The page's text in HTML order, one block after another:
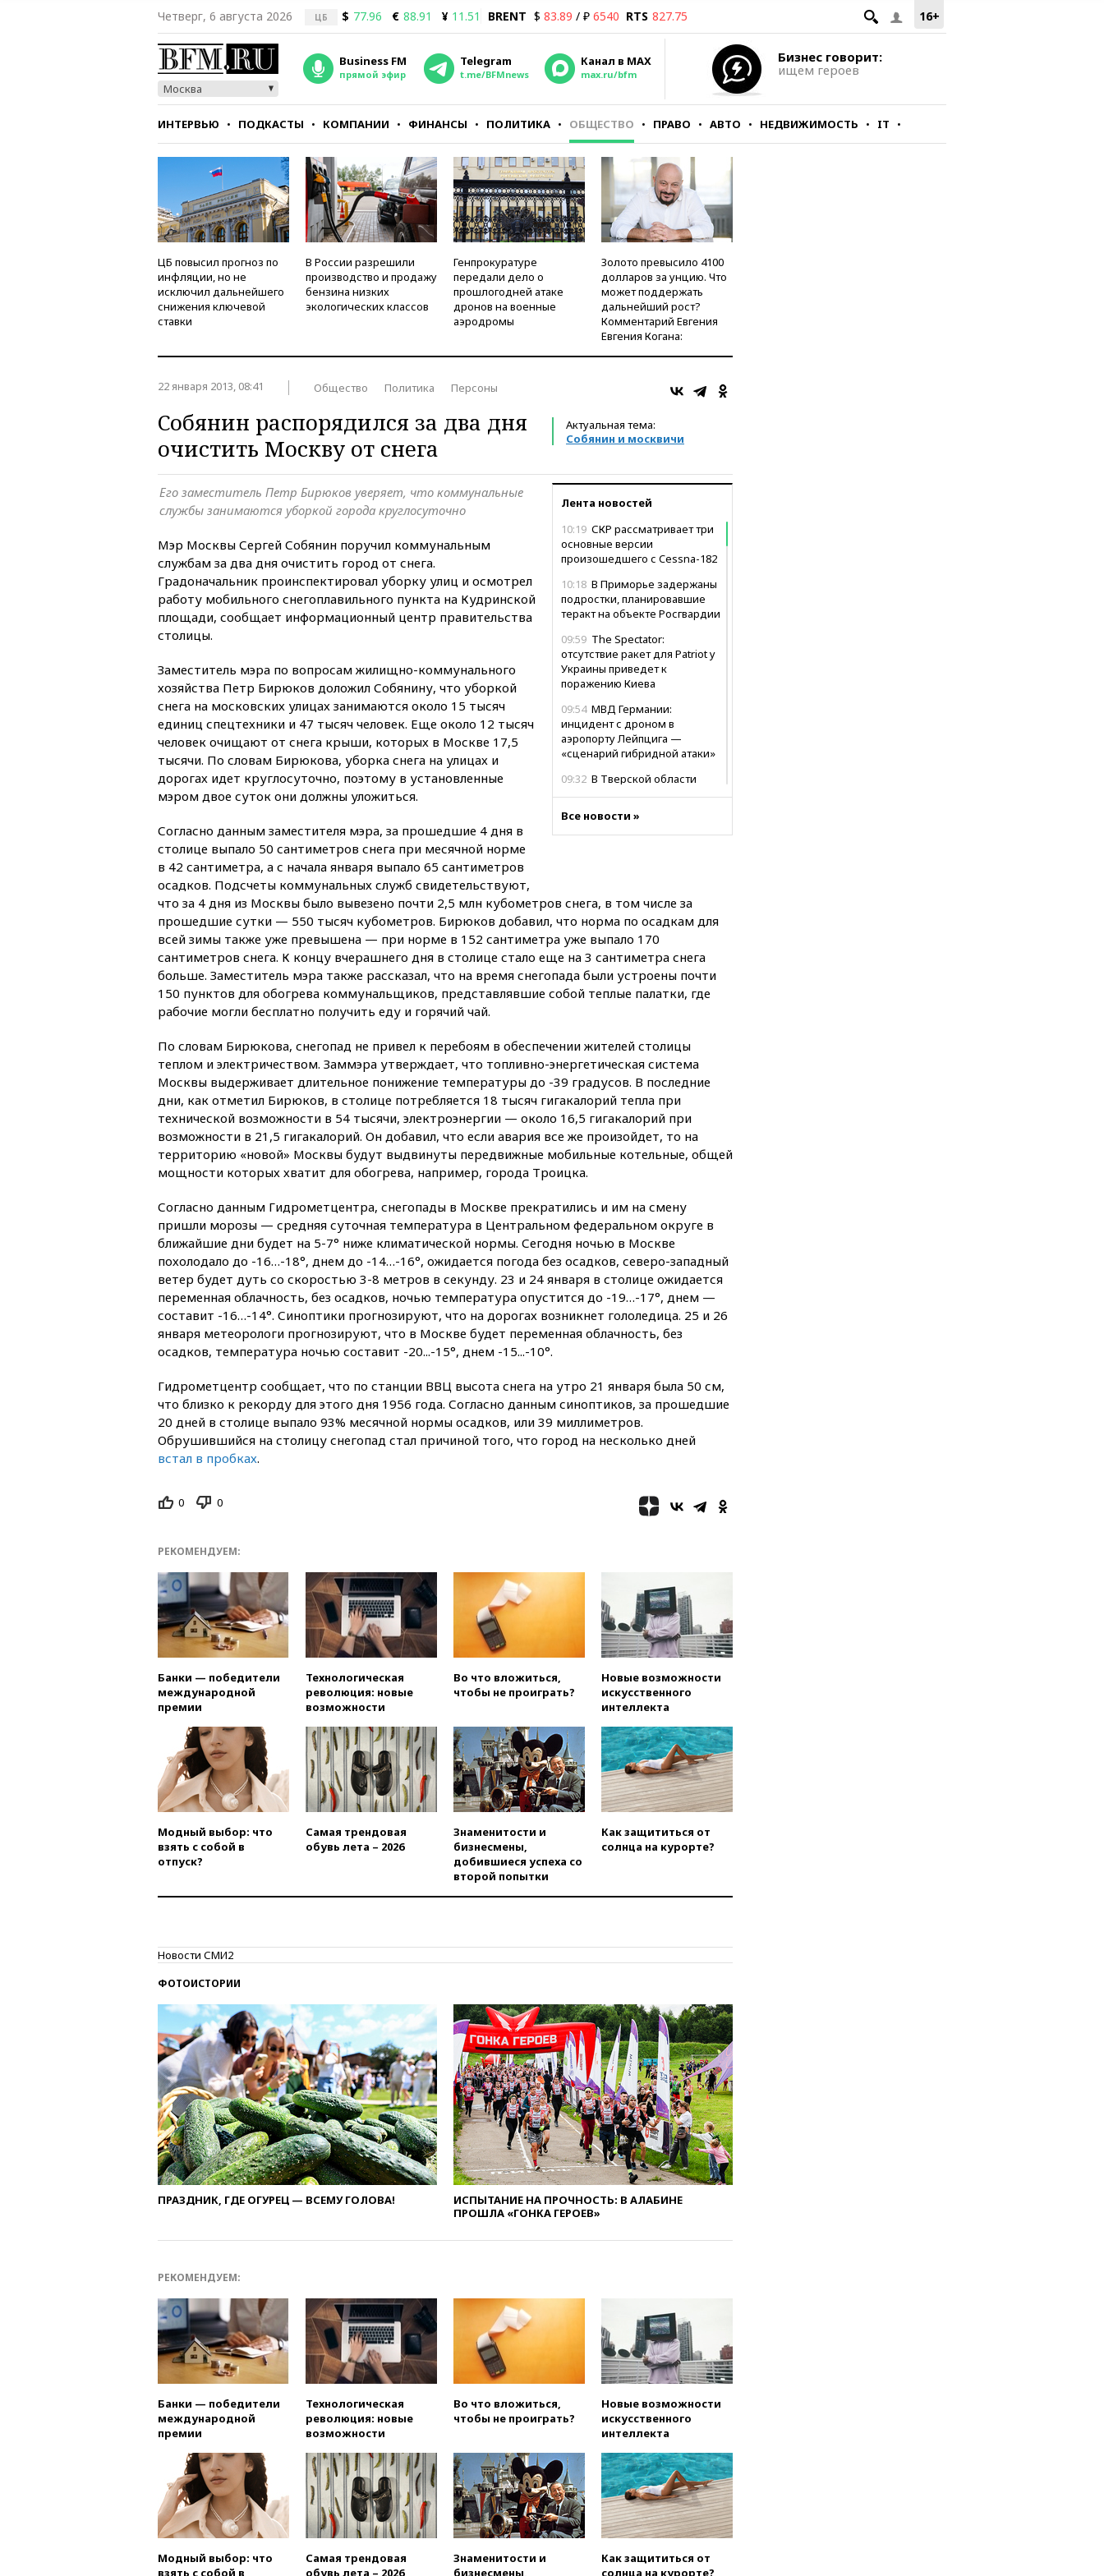
16+
Четверг, 6 августа 2026 ЦБ $ 77.96 € 88.91 ¥ 11.51 BRENT $ 83.89 / ₽ 6540 RTS 827.75
Москва
Business FM
прямой эфир
Telegram
t.me/BFMnews
Канал в MAX
max.ru/bfm
Бизнес говорит:
ищем героев
ИНТЕРВЬЮ ПОДКАСТЫ КОМПАНИИ ФИНАНСЫ ПОЛИТИКА ОБЩЕСТВО ПРАВО АВТО НЕДВИЖИМОСТЬ IT
СТИЛЬ ТЕСТЫ
ЦБ повысил прогноз по
инфляции, но не
исключил дальнейшего
снижения ключевой
ставки
В России разрешили
производство и продажу
бензина низких
экологических классов
Генпрокуратуре
передали дело о
прошлогодней атаке
дронов на военные
аэродромы
Золото превысило 4100
долларов за унцию. Что
может поддержать
дальнейший рост?
Комментарий Евгения
Евгения Когана:
22 января 2013, 08:41 Общество Политика Персоны
Актуальная тема:
Собянин и москвичи
Собянин распорядился за два дня
очистить Москву от снега
Лента новостей
10:19 СКР рассматривает три
основные версии
произошедшего с Cessna-182
10:18 В Приморье задержаны
подростки, планировавшие
теракт на объекте Росгвардии
09:59 The Spectator:
отсутствие ракет для Patriot у
Украины приведет к
поражению Киева
09:54 МВД Германии:
инцидент с дроном в
аэропорту Лейпцига —
«сценарий гибридной атаки»
09:32 В Тверской области
Wildberries
09:16 Трамп сообщил об
огромном запасе боеприпасов
08:54В Таиланде сегодня
прощаются с молодыми
россиянами, жестоко убитыми
в Паттайе
самолета в Приангарье
ушибами
07:40Таджикистан и
SpaceX/Starlink расширяют
сотрудничество в сфере
технологий
07:00
БПЛА ВСУ, летевших на
06:25 Золото подорожало до
$4350 за тройскую унцию
06:01МИД РФ: Казахстан
понимает сущность киевского
режима
05:10Дом детства Нила
Армстронга впервые за 38 лет
быть готовой к продолжению
украинского конфликта
03:16Трамп заявил, что
предпочел бы соглашение с
сотни жителей Курской
области все еще неизвестна
00:05
Девочка с «маской
Бэтмена» показала лицо
после последней операции
вчера, 23:35Российского
арестовали в Израиле
вчера, 23:23«Спартак»
Кубке России
вчера, 23:00Пост Дмитриева в
X о миграционном кризисе в
Сеуте набрал миллион
просмотров
вчера, 22:49 Минпромторг:
банкротство «Кванта» не
означает прекращения
вчера, 22:22Минфин: в июле
вчера, 22:15Аксаков: ЦБ
согласовал первый стандарт
исламского банкинга
вчера, 21:43 Организаторы
«Интервидения»
подтвердили, что конкурс
пройдет в Саудовской Аравии
вчера, 21:35Машков: в РФ
подготовили концепцию
развития театрального
вчера, 21:21
Машковым 150-летие Союза
театральных деятелей
вчера, 20:47
Newsweek:
«взрывная» диарея охватила
47 из 50 штатов США
вчера, 20:35
сбила 200 украинских
беспилотников
вчера, 20:20Третий комплект
золотых медалей выиграли на
ЧЕ российские синхронистки
вчера, 20:15ТАСС: жизни
главы «Уралдронзавода»
после взрыва ничего не
угрожает
Все новости »
Его заместитель Петр Бирюков уверяет, что коммунальные
службы занимаются уборкой города круглосуточно
Мэр Москвы Сергей Собянин поручил коммунальным
службам за два дня очистить город от снега.
Градоначальник проинспектировал уборку улиц и осмотрел
работу мобильного снегоплавильного пункта на Кудринской
площади, сообщает информационный центр правительства
столицы.
Заместитель мэра по вопросам жилищно-коммунального
хозяйства Петр Бирюков доложил Собянину, что уборкой
снега на московских улицах занимаются около 15 тысяч
единиц спецтехники и 47 тысяч человек. Еще около 12 тысяч
человек очищают от снега крыши, которых в Москве 17,5
тысячи. По словам Бирюкова, уборка снега на улицах и
дорогах идет круглосуточно, поэтому в установленные
мэром двое суток они должны уложиться.
Согласно данным заместителя мэра, за прошедшие 4 дня в
столице выпало 50 сантиметров снега при месячной норме
в 42 сантиметра, а с начала января выпало 65 сантиметров
осадков. Подсчеты коммунальных служб свидетельствуют,
что за 4 дня из Москвы было вывезено почти 2,5 млн кубометров снега, в том числе за
прошедшие сутки — 550 тысяч кубометров. Бирюков добавил, что норма по осадкам для
всей зимы также уже превышена — при норме в 152 сантиметра уже выпало 170
сантиметров снега. К концу вчерашнего дня в столице стало еще на 3 сантиметра снега
больше. Заместитель мэра также рассказал, что на время снегопада были устроены почти
150 пунктов для обогрева коммунальщиков, представлявшие собой теплые палатки, где
рабочие могли бесплатно получить еду и горячий чай.
По словам Бирюкова, снегопад не привел к перебоям в обеспечении жителей столицы
теплом и электричеством. Заммэра утверждает, что топливно-энергетическая система
Москвы выдерживает длительное понижение температуры до -39 градусов. В последние
дни, как отметил Бирюков, в столице потребляется 18 тысяч гигакалорий тепла при
технической возможности в 54 тысячи, электроэнергии — около 16,5 гигакалорий при
возможности в 21,5 гигакалорий. Он добавил, что если авария все же произойдет, то на
территорию «новой» Москвы будут выдвинуты передвижные мобильные котельные, общей
мощности которых хватит для обогрева, например, города Троицка.
Согласно данным Гидрометцентра, снегопады в Москве прекратились и им на смену
пришли морозы — средняя суточная температура в Центральном федеральном округе в
ближайшие дни будет на 5-7° ниже климатической нормы. Сегодня ночью в Москве
похолодало до -16…-18°, днем до -14…-16°, ожидается погода без осадков, северо-западный
ветер будет дуть со скоростью 3-8 метров в секунду. 23 и 24 января в столице ожидается
переменная облачность, без осадков, ночью температура опустится до -19…-17°, днем —
составит -16…-14°. Синоптики прогнозируют, что на дорогах возникнет гололедица. 25 и 26
января метеорологи прогнозируют, что в Москве будет переменная облачность, без
осадков, температура ночью составит -20...-15°, днем -15...-10°.
Гидрометцентр сообщает, что по станции ВВЦ высота снега на утро 21 января была 50 см,
что близко к рекорду для этого дня 1956 года. Согласно данным синоптиков, за прошедшие
20 дней в столице выпало 93% месячной нормы осадков, или 39 миллиметров.
Обрушившийся на столицу снегопад стал причиной того, что город на несколько дней
встал в пробках.
0 0
РЕКОМЕНДУЕМ:
Банки — победители
международной
премии
Технологическая
революция: новые
возможности
Во что вложиться,
чтобы не проиграть?
Новые возможности
искусственного
интеллекта
Модный выбор: что
взять с собой в
отпуск?
Самая трендовая
обувь лета – 2026
Знаменитости и
бизнесмены,
добившиеся успеха со
второй попытки
Как защититься от
солнца на курорте?
Новости СМИ2
ФОТОИСТОРИИ
ПРАЗДНИК, ГДЕ ОГУРЕЦ — ВСЕМУ ГОЛОВА!
ИСПЫТАНИЕ НА ПРОЧНОСТЬ: В АЛАБИНЕ
ПРОШЛА «ГОНКА ГЕРОЕВ»
РЕКОМЕНДУЕМ:
Банки — победители
международной
премии
Технологическая
революция: новые
возможности
Во что вложиться,
чтобы не проиграть?
Новые возможности
искусственного
интеллекта
Модный выбор: что
взять с собой в
Самая трендовая
обувь лета – 2026
Знаменитости и
бизнесмены,
Как защититься от
солнца на курорте?